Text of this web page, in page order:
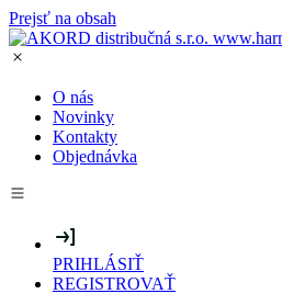
Prejsť na obsah
O nás
Novinky
Kontakty
Objednávka
PRIHLÁSIŤ
REGISTROVAŤ